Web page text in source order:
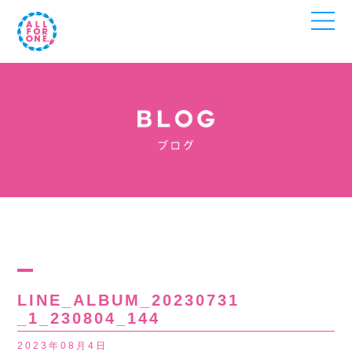
LINE_ALBUM_20230731
_1_230804_144
2023年08月4日